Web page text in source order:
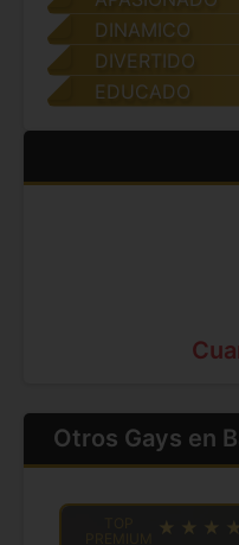
DINAMICO
DIVERTIDO
EDUCADO
Otros Gays en